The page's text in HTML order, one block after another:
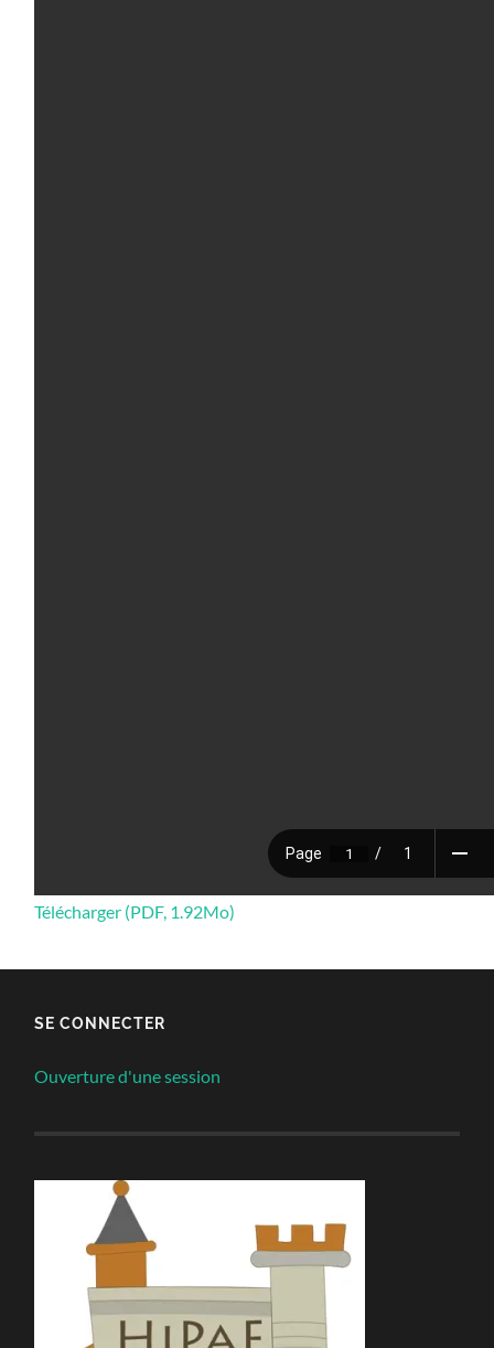
Télécharger (PDF, 1.92Mo)
SE CONNECTER
Ouverture d'une session